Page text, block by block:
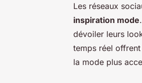
Les réseaux
inspiration mode
dévoiler leurs
temps réel
la mode plus